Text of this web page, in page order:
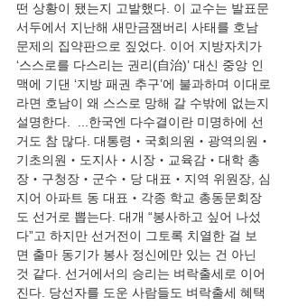
떤 상황이 됐는지 고발했다. 이 교수는 발표문
서두에서 지난해 새만금잼버리 사태를 호남
문제의 집약판으로 짚었다. 이어 지방자치가
‘스스로를 다스리는 권리(自治)’ 대신 중앙 인
맥에 기댄 ‘지방 패권 추구’에 불과하며 이대로
라면 호남이 왜 스스로 망해 갈 수밖에 없는지
설명한다.  ...한국엔 다수결이란 미명하에 선
거도 참 많다. 대통령‧국회의원‧광역의원‧
기초의원‧도지사‧시장‧교육감‧대학 총
장‧구청장‧군수‧당 대표‧지역 위원장, 심
지어 아파트 동 대표‧각종 학교 총동문회장
도 선거로 뽑는다. 대개 “봉사하고 싶어 나섰
다”고 하지만 선거전이 그토록 치열한 걸 보
면 출마 동기가 봉사 정신에만 있는 건 아닌
것 같다. 선거에서의 승리는 벼락출세로 이어
진다. 당선자를 도운 사람들도 벼락출세 혜택